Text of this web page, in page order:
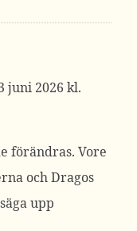
juni 2026 kl.
förändras. Vore
och Dragos
upp